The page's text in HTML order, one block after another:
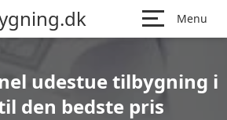
Menu
udestue tilbygning i
den bedste pris